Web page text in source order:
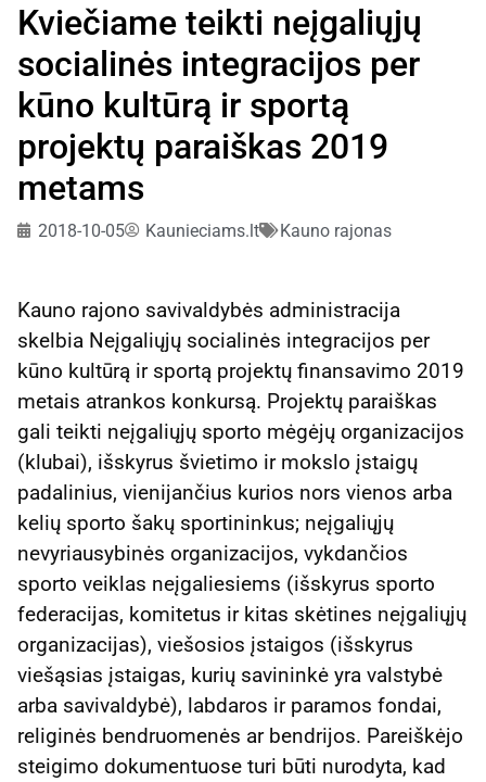
Kviečiame teikti neįgaliųjų
socialinės integracijos per
kūno kultūrą ir sportą
projektų paraiškas 2019
metams
2018-10-05 Kaunieciams.lt Kauno rajonas
Kauno rajono savivaldybės administracija
skelbia Neįgaliųjų socialinės integracijos per
kūno kultūrą ir sportą projektų finansavimo 2019
metais atrankos konkursą. Projektų paraiškas
gali teikti neįgaliųjų sporto mėgėjų organizacijos
(klubai), išskyrus švietimo ir mokslo įstaigų
padalinius, vienijančius kurios nors vienos arba
kelių sporto šakų sportininkus; neįgaliųjų
nevyriausybinės organizacijos, vykdančios
sporto veiklas neįgaliesiems (išskyrus sporto
federacijas, komitetus ir kitas skėtines neįgaliųjų
organizacijas), viešosios įstaigos (išskyrus
viešąsias įstaigas, kurių savininkė yra valstybė
arba savivaldybė), labdaros ir paramos fondai,
religinės bendruomenės ar bendrijos. Pareiškėjo
steigimo dokumentuose turi būti nurodyta, kad